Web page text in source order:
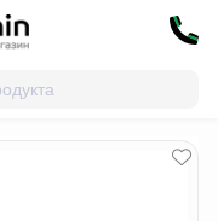
of life